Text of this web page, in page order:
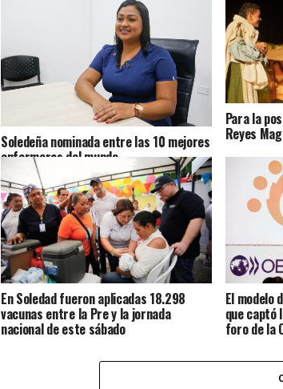
Soledeña nominada entre las 10 mejores
enfermeras del mundo
Para la
Reyes
En Soledad fueron aplicadas 18.298
vacunas entre la Pre y la jornada
nacional de este sábado
El modelo
que captó
foro de la